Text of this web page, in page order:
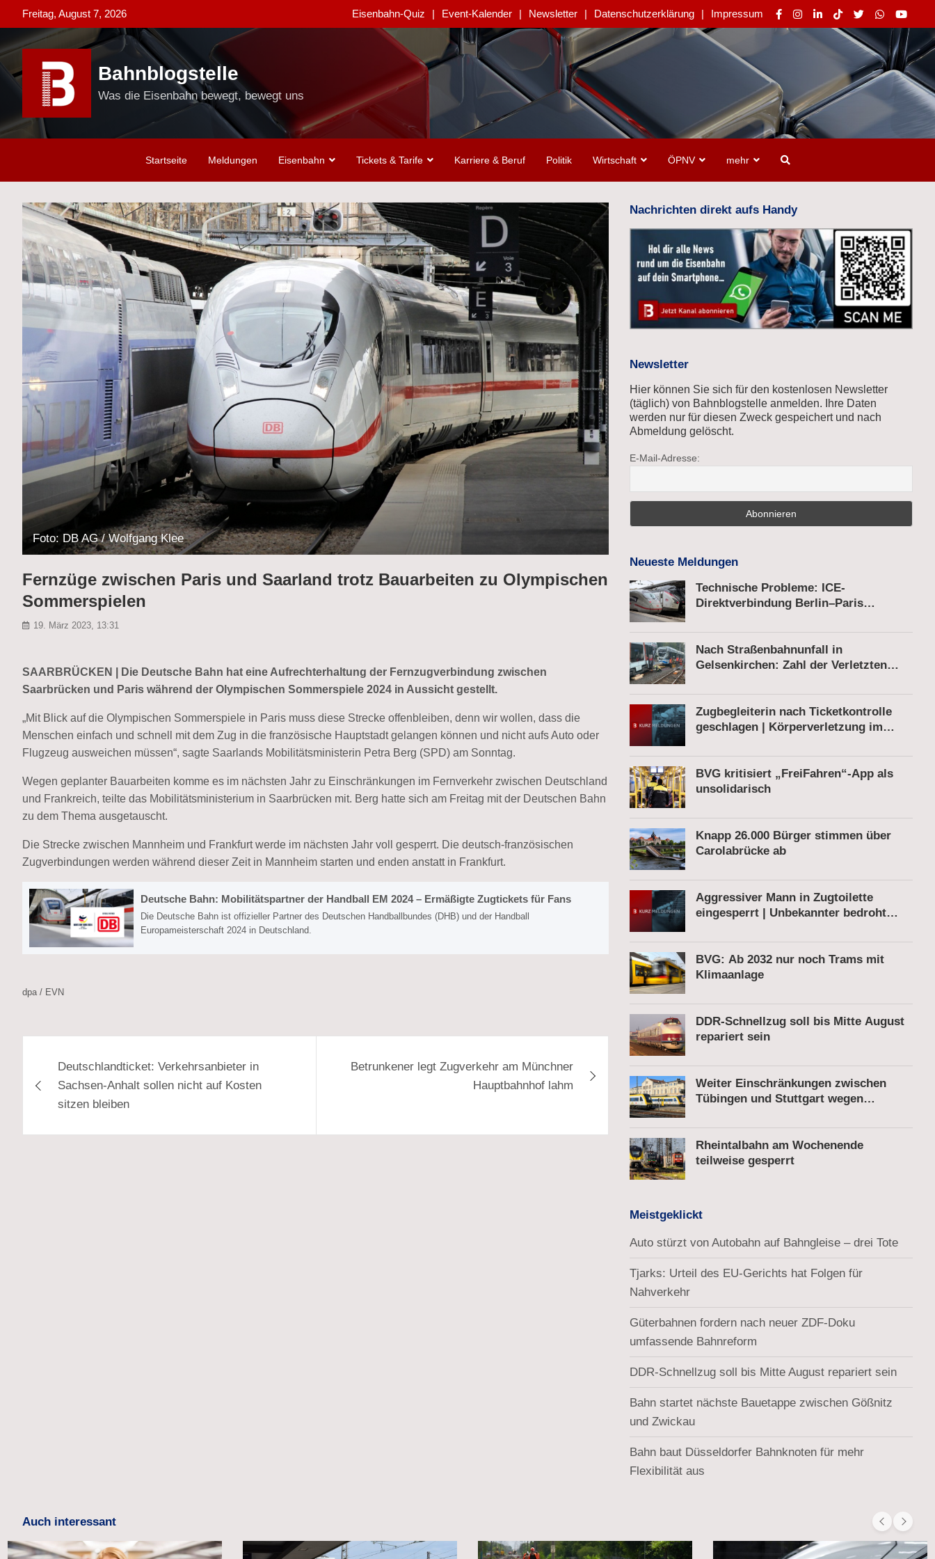
to
content
Freitag, August 7, 2026 Eisenbahn-Quiz Event-Kalender Newsletter Datenschutzerklärung Impressum
Bahnblogstelle
Was die Eisenbahn bewegt, bewegt uns
Startseite Meldungen Eisenbahn Tickets & Tarife Karriere & Beruf Politik Wirtschaft ÖPNV mehr
Foto: DB AG / Wolfgang Klee
Fernzüge zwischen Paris und Saarland trotz Bauarbeiten zu Olympischen
Sommerspielen
19. März 2023, 13:31
SAARBRÜCKEN | Die Deutsche Bahn hat eine Aufrechterhaltung der Fernzugverbindung zwischen
Saarbrücken und Paris während der Olympischen Sommerspiele 2024 in Aussicht gestellt.
„Mit Blick auf die Olympischen Sommerspiele in Paris muss diese Strecke offenbleiben, denn wir wollen, dass die
Menschen einfach und schnell mit dem Zug in die französische Hauptstadt gelangen können und nicht aufs Auto oder
Flugzeug ausweichen müssen“, sagte Saarlands Mobilitätsministerin Petra Berg (SPD) am Sonntag.
Wegen geplanter Bauarbeiten komme es im nächsten Jahr zu Einschränkungen im Fernverkehr zwischen Deutschland
und Frankreich, teilte das Mobilitätsministerium in Saarbrücken mit. Berg hatte sich am Freitag mit der Deutschen Bahn
zu dem Thema ausgetauscht.
Die Strecke zwischen Mannheim und Frankfurt werde im nächsten Jahr voll gesperrt. Die deutsch-französischen
Zugverbindungen werden während dieser Zeit in Mannheim starten und enden anstatt in Frankfurt.
Deutsche Bahn: Mobilitätspartner der Handball EM 2024 – Ermäßigte Zugtickets für Fans
Die Deutsche Bahn ist offizieller Partner des Deutschen Handballbundes (DHB) und der Handball
Europameisterschaft 2024 in Deutschland.
dpa / EVN
Deutschlandticket: Verkehrsanbieter in
Sachsen-Anhalt sollen nicht auf Kosten
sitzen bleiben
Betrunkener legt Zugverkehr am Münchner
Hauptbahnhof lahm
Nachrichten direkt aufs Handy
Newsletter
Hier können Sie sich für den kostenlosen Newsletter
(täglich) von Bahnblogstelle anmelden. Ihre Daten
werden nur für diesen Zweck gespeichert und nach
Abmeldung gelöscht.
E-Mail-Adresse:
Neueste Meldungen
Technische Probleme: ICE-
Direktverbindung Berlin–Paris
Nach Straßenbahnunfall in
Gelsenkirchen: Zahl der Verletzten
Zugbegleiterin nach Ticketkontrolle
geschlagen | Körperverletzung im
Pistole am Bahnhof
BVG kritisiert „FreiFahren“-App als
unsolidarisch
Knapp 26.000 Bürger stimmen über
Carolabrücke ab
Aggressiver Mann in Zugtoilette
eingesperrt | Unbekannter bedroht
gesprengt
BVG: Ab 2032 nur noch Trams mit
Klimaanlage
DDR-Schnellzug soll bis Mitte August
repariert sein
Weiter Einschränkungen zwischen
Tübingen und Stuttgart wegen
Rheintalbahn am Wochenende
teilweise gesperrt
Meistgeklickt
Auto stürzt von Autobahn auf Bahngleise – drei Tote
Tjarks: Urteil des EU-Gerichts hat Folgen für
Nahverkehr
Güterbahnen fordern nach neuer ZDF-Doku
umfassende Bahnreform
DDR-Schnellzug soll bis Mitte August repariert sein
Bahn startet nächste Bauetappe zwischen Gößnitz
und Zwickau
Bahn baut Düsseldorfer Bahnknoten für mehr
Flexibilität aus
Auch interessant